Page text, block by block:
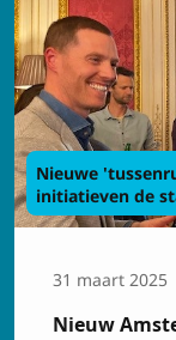
Nieuwe
initiatieven de
31 maart 2025
Nieuw